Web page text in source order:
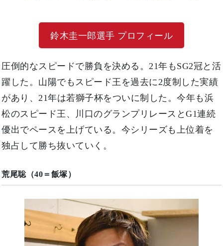
鈴木圭一郎選手 プロフィール
圧倒的なスピードで勝負を決める。21年もSG2冠と活
躍した。山陽でもスピード王を過去に2度制した実績
があり、21年は若獅子杯をついに制した。今年も浜
松のスピード王、川口のグランプリレースとG1連続
優出でペースを上げている。今シリーズも上位着を
独占して勝ち抜いていく。
荒尾聡（40＝飯塚）